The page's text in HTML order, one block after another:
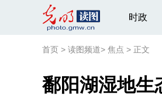
时政
首页 > 读图频道> 焦点 > 正文
鄱阳湖湿地生